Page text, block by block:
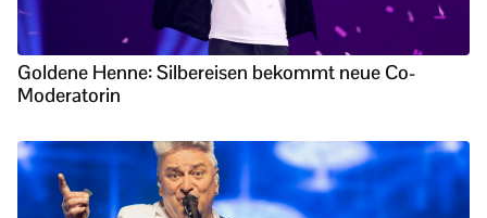
Goldene Henne: Silbereisen bekommt neue Co-
Moderatorin